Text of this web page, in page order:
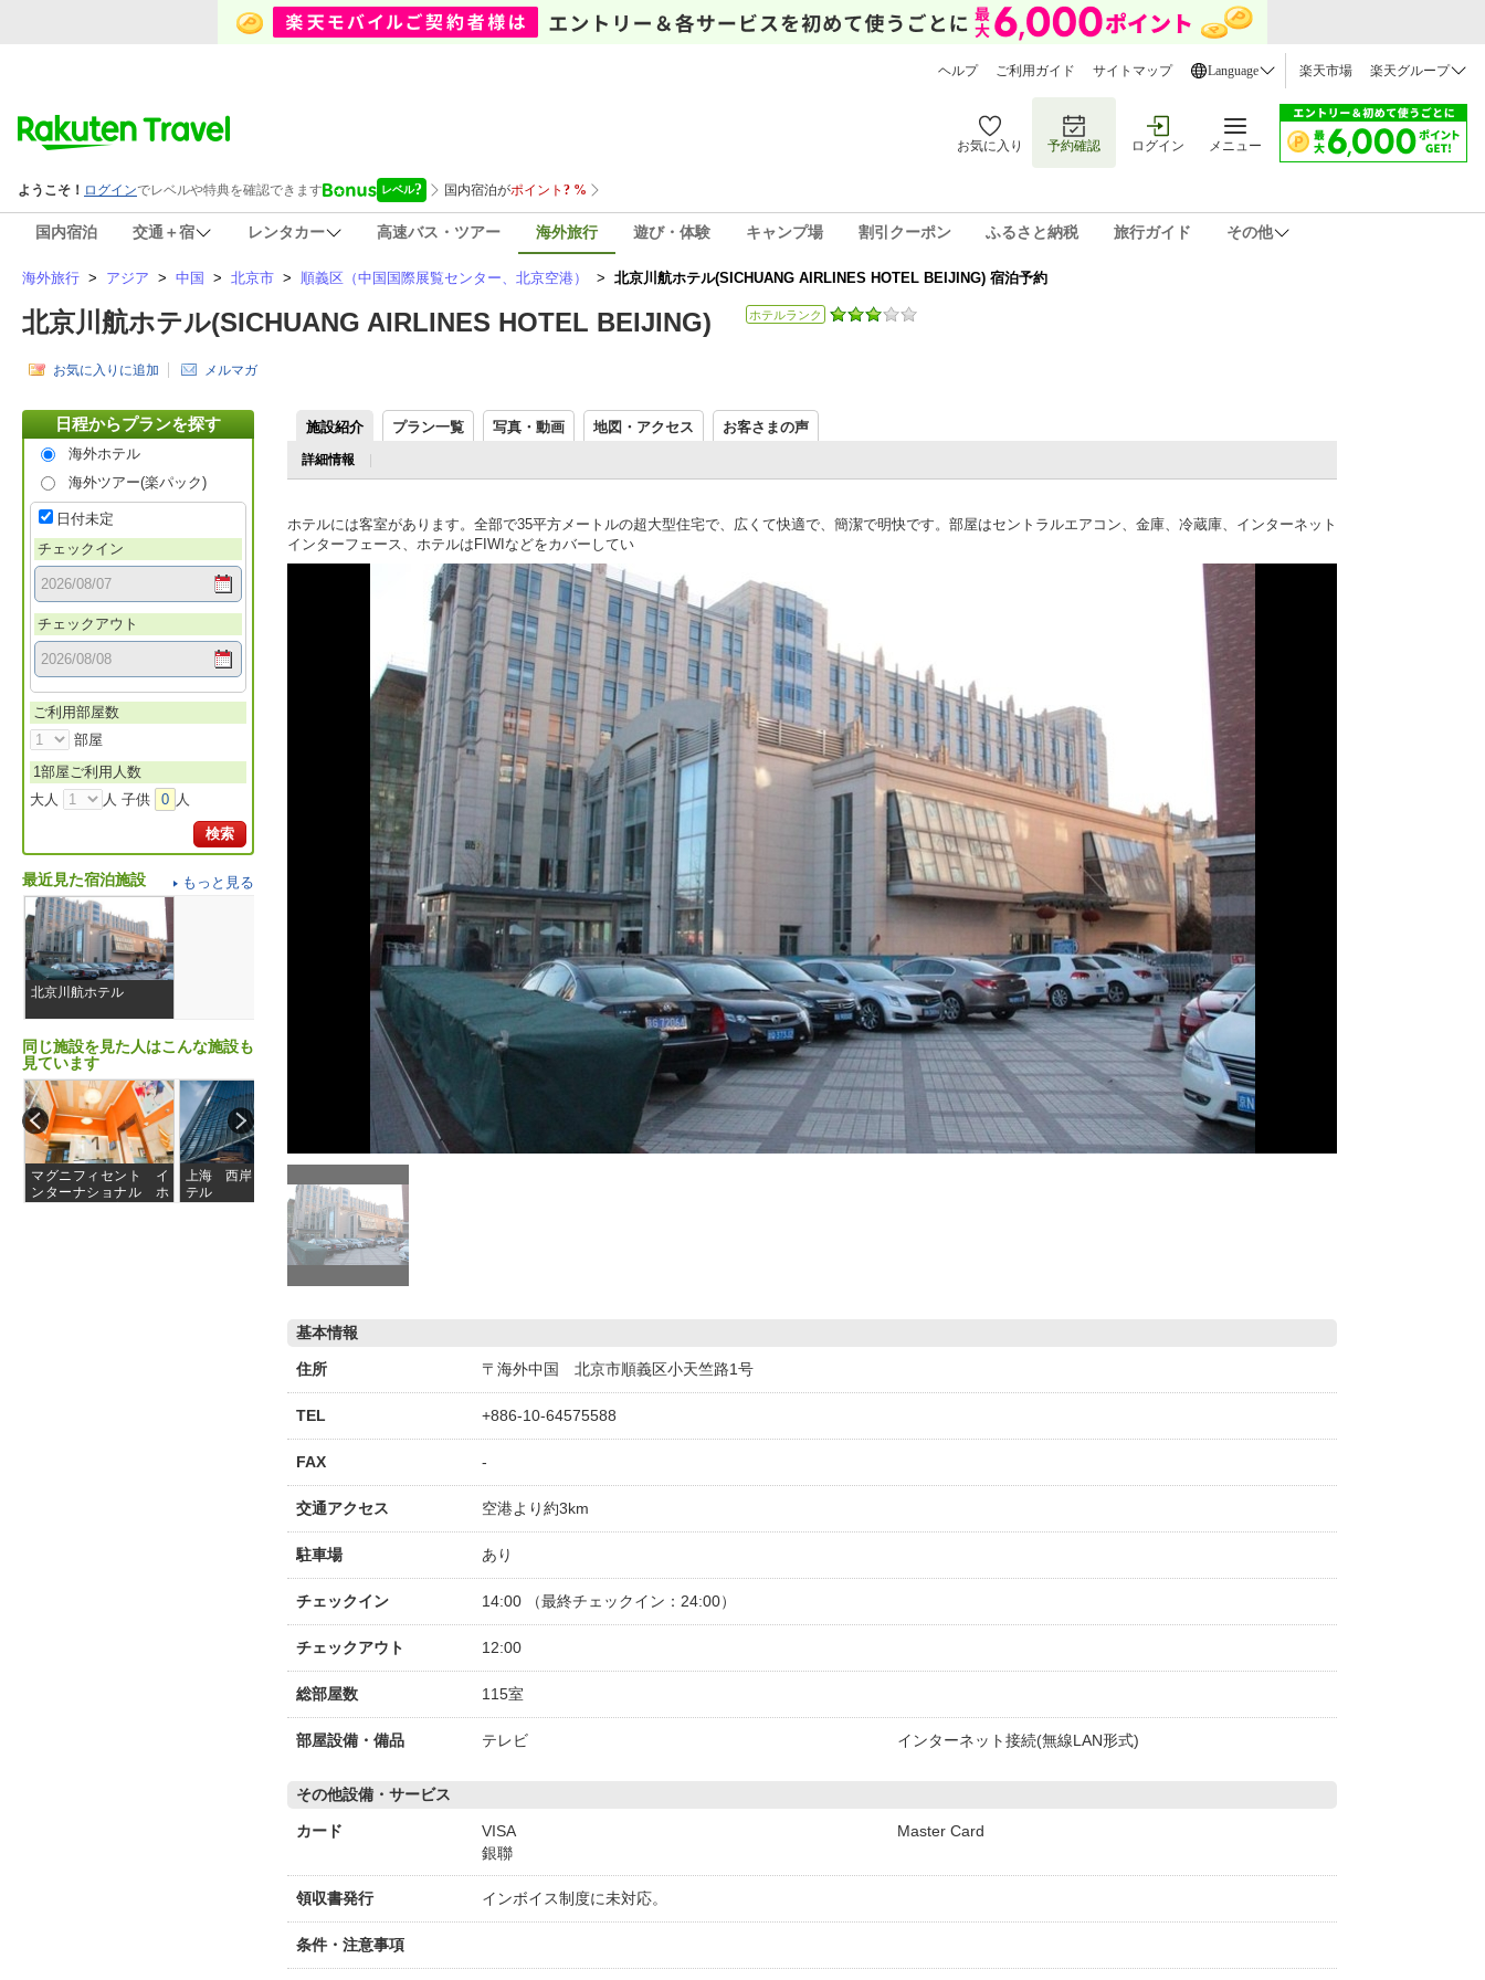
ヘルプ ご利用ガイド サイトマップ Language 楽天市場 楽天グループ
お気に入り 予約確認 ログイン メニュー
国内宿泊 交通＋宿 レンタカー 高速バス・ツアー 海外旅行 遊び・体験 キャンプ場 割引クーポン ふるさと納税 旅行ガイド その他
海外旅行 > アジア > 中国 > 北京市 > 順義区（中国国際展覧センター、北京空港） > 北京川航ホテル(SICHUANG AIRLINES HOTEL BEIJING) 宿泊予約
北京川航ホテル(SICHUANG AIRLINES HOTEL BEIJING) ホテルランク
お気に入りに追加 メルマガ
日程からプランを探す
海外ホテル
海外ツアー(楽パック)
日付未定
チェックイン
チェックアウト
ご利用部屋数
部屋
1部屋ご利用人数
大人
人 子供 0 人
検索
最近見た宿泊施設 もっと見る
北京川航ホテル
同じ施設を見た人はこんな施設も
見ています
マグニフィセント イ
ンターナショナル ホ
上海 西岸 MGM ホ
テル
AY)
施設紹介 プラン一覧 写真・動画 地図・アクセス お客さまの声
詳細情報
ホテルには客室があります。全部で35平方メートルの超大型住宅で、広くて快適で、簡潔で明快です。部屋はセントラルエアコン、金庫、冷蔵庫、インターネット
インターフェース、ホテルはFIWIなどをカバーしてい
基本情報
住所 〒海外中国 北京市順義区小天竺路1号
TEL +886-10-64575588
FAX -
交通アクセス 空港より約3km
駐車場 あり
チェックイン 14:00 （最終チェックイン：24:00）
チェックアウト 12:00
総部屋数 115室
部屋設備・備品 テレビ インターネット接続(無線LAN形式)
その他設備・サービス
カード VISA
Master Card
銀聯
領収書発行 インボイス制度に未対応。
条件・注意事項